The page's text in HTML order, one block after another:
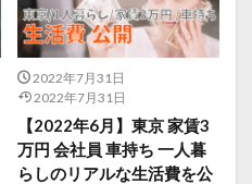
2022年7月31日
2022年7月31日
【2022年6月】東京 家賃3
万円 会社員 車持ち 一人暮
らしのリアルな生活費を公